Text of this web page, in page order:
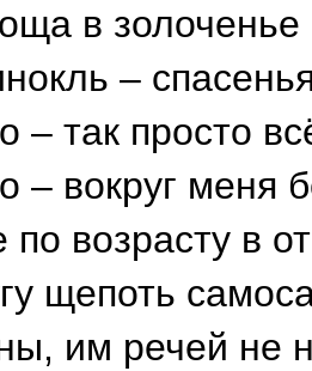
в золоченье
–
– так просто
– вокруг меня
по возрасту в
щепоть
им речей не